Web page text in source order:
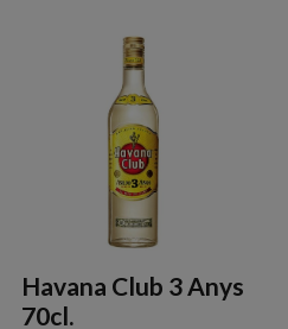
Havana Club 3 Anys
70cl.